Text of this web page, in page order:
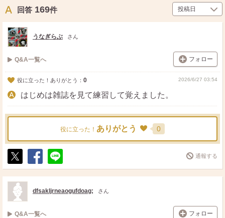
回答 169件
うなぎらぶ さん
Q&A一覧へ フォロー
役に立った！ありがとう： 0 2026/6/27 03:54
はじめは雑誌を見て練習して覚えました。
役に立った！ ありがとう 0
ポ
ス
ト
シ
ェ
送
る
通報する
dfsakljrneaogufdoag; さん
Q&A一覧へ フォロー